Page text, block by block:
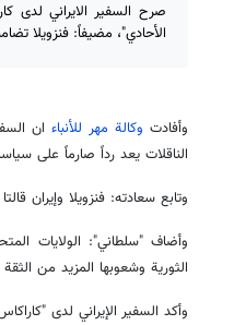
صرح السفير الايراني لدى
الأحادي"، مضيفاً: فنزويلا تضامنت
وأفادت وكالة مهر للأنباءان
الناقلات يعد رداً صارماً على
وتابع سعادته: فنزويلا وإيران
وأضاف "سلطاني": الولايات
الثورية وشعوبها المزيد من
وأكد السفير الإيراني لدى